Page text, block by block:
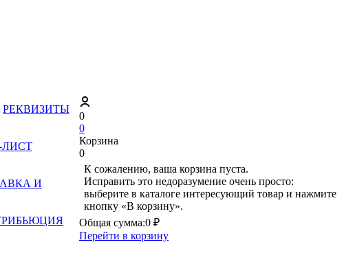
РЕКВИЗИТЫ
ЛИСТ
И
0
0
Корзина
0
К сожалению, ваша корзина пуста.
Исправить это недоразумение очень просто:
выберите в каталоге интересующий товар и нажмите
кнопку «В корзину».
Общая сумма:0 ₽
Перейти в корзину